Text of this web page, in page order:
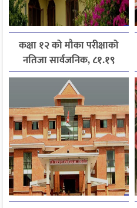
कक्षा १२ को मौका परीक्षाको
नतिजा सार्वजनिक, ८१.१९
प्रतिशत विद्यार्थी उत्तीर्ण